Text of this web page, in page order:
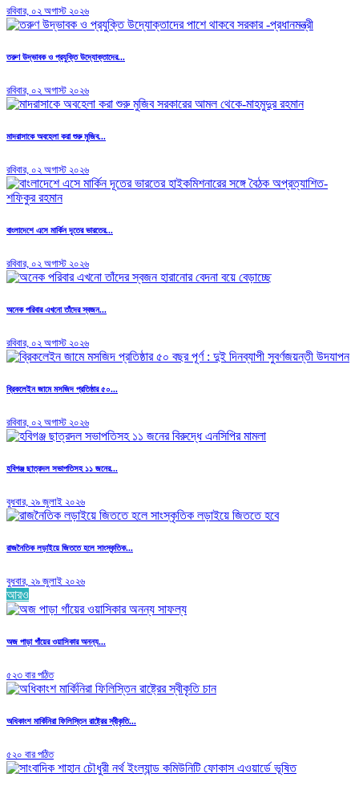
রবিবার, ০২ অগাস্ট ২০২৬
তরুণ উদ্ভাবক ও প্রযুক্তি উদ্যোক্তাদের...
রবিবার, ০২ অগাস্ট ২০২৬
মাদরাসাকে অবহেলা করা শুরু মুজিব...
রবিবার, ০২ অগাস্ট ২০২৬
বাংলাদেশে এসে মার্কিন দূতের ভারতের...
রবিবার, ০২ অগাস্ট ২০২৬
অনেক পরিবার এখনো তাঁদের স্বজন...
রবিবার, ০২ অগাস্ট ২০২৬
ব্রিকলেইন জামে মসজিদ প্রতিষ্ঠার ৫০...
রবিবার, ০২ অগাস্ট ২০২৬
হবিগঞ্জ ছাত্রদল সভাপতিসহ ১১ জনের...
বুধবার, ২৯ জুলাই ২০২৬
রাজনৈতিক লড়াইয়ে জিততে হলে সাংস্কৃতিক...
বুধবার, ২৯ জুলাই ২০২৬
আরও
অজ পাড়া গাঁয়ের ওয়াসিকার অনন্য...
৫২৩ বার পঠিত
অধিকাংশ মার্কিনিরা ফিলিস্তিন রাষ্ট্রের স্বীকৃতি...
৫২০ বার পঠিত